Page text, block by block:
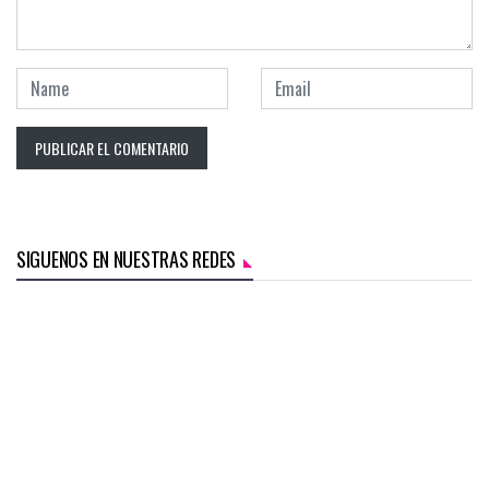
SIGUENOS EN NUESTRAS REDES